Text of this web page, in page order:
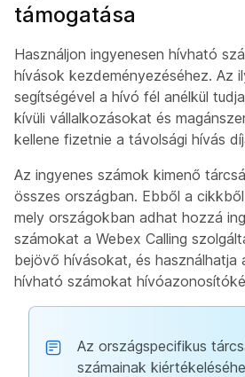
támogatása
Használjon ingyenesen hívható
hívások kezdeményezéséhez. Az
segítségével a hívó fél anélkül
kívüli vállalkozásokat és
kellene fizetnie a távolsági hívás
Az ingyenes számok kimenő
összes országban. Ebből a
mely országokban adhat hozzá
számokat a Webex Calling
bejövő hívásokat, és használhatja
hívható számokat
Az országspecifikus
számainak